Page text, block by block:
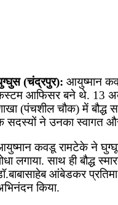
(चंद्रपुर): आयुष्मान
आफिसर बने थे. 13
(पंचशील चौक) में बौद्ध
सदस्यों ने उनका स्वागत
कवडू रामटेके ने
लगाया. साथ ही बौद्ध
आंबेडकर
किया.